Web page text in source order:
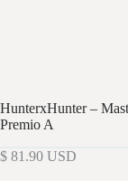
HunterxHunter –
Premio A
$ 81.90 USD